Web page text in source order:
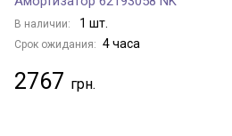
В наличии: 1 шт.
Срок ожидания: 4 часа
2767